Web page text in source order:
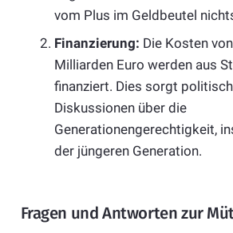
vom Plus im Geldbeutel
Finanzierung: Die Kosten
Milliarden Euro werden aus
finanziert. Dies sorgt
Diskussionen über die
Generationengerechtigkeit,
der jüngeren Generation.
Fragen und Antworten zur